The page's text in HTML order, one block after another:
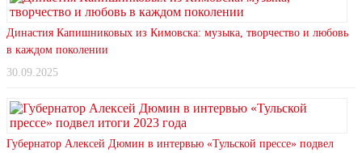
Династия Капишниковых из Кимовска: музыка, творчество и любовь
в каждом поколении
30.09.2025
Губернатор Алексей Дюмин в интервью «Тульской прессе» подвел